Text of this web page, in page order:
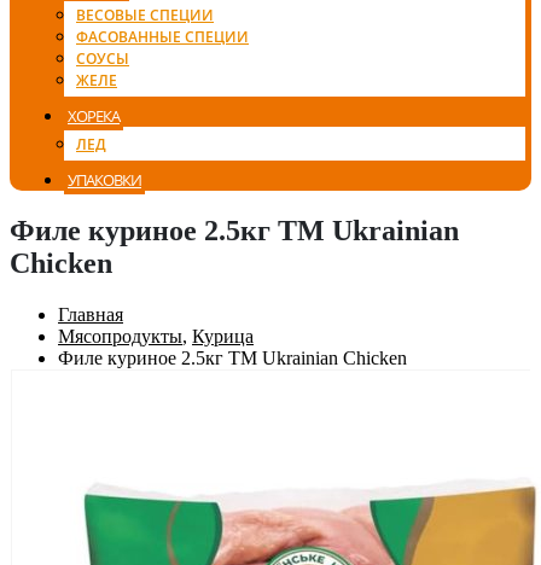
ВЕСОВЫЕ СПЕЦИИ
ФАСОВАННЫЕ СПЕЦИИ
СОУСЫ
ЖЕЛЕ
ХОРЕКА
ЛЕД
УПАКОВКИ
Филе куриное 2.5кг ТМ Ukrainian
Chicken
Главная
Мясопродукты, Курица
Филе куриное 2.5кг ТМ Ukrainian Chicken